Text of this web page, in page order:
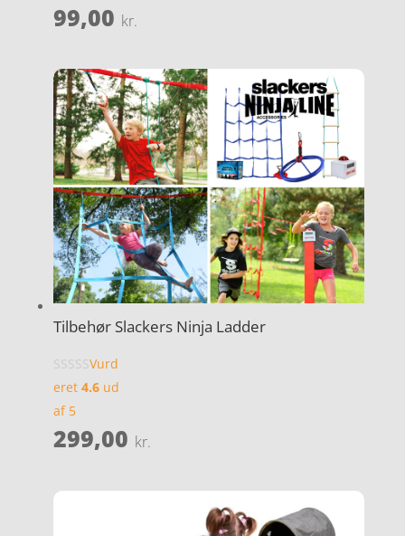
99,00 kr.
Tilbehør Slackers Ninja Ladder
Vurd
eret 4.6ud
af 5
299,00 kr.